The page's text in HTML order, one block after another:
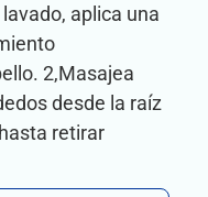
aplica una
2,Masajea
desde la raíz
retirar